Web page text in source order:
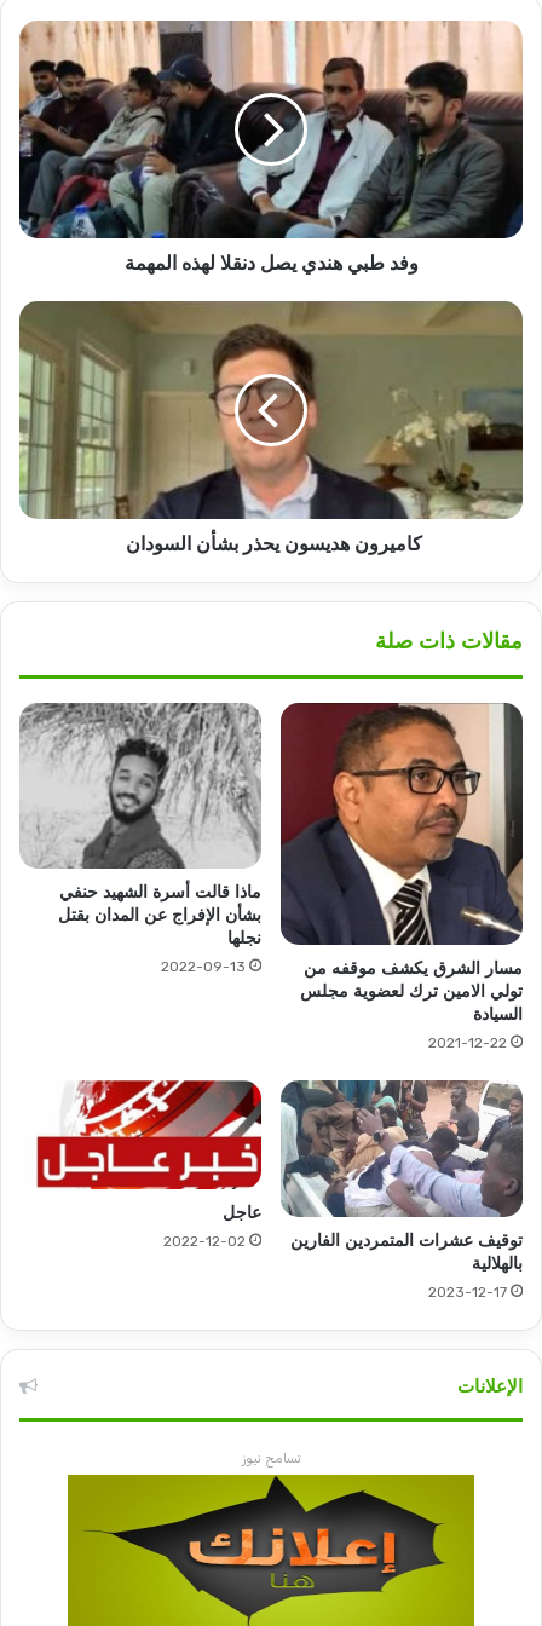
واجه عاصفة إنتقاد وإستهجان.. أسامه داؤود يغادر
للقاهرة!!
وفد
يصل
دنقلا
المهمة
وفد طبي هندي يصل دنقلا لهذه المهمة
كاميرون
هديسون
بشأن
السودان
كاميرون هديسون يحذر بشأن السودان
مقالات ذات صلة
مسار الشرق يكشف موقفه من
تولي الامين ترك لعضوية مجلس
السيادة
2021-12-22
ماذا قالت أسرة الشهيد حنفي
بشأن الإفراج عن المدان بقتل
نجلها
2022-09-13
توقيف عشرات المتمردين الفارين
بالهلالية
2023-12-17
عاجل
2022-12-02
الإعلانات
تسامح نيوز